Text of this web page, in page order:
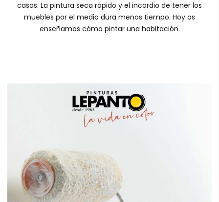
casas. La pintura seca rápido y el incordio de tener los
muebles por el medio dura menos tiempo. Hoy os
enseñamos cómo pintar una habitación.